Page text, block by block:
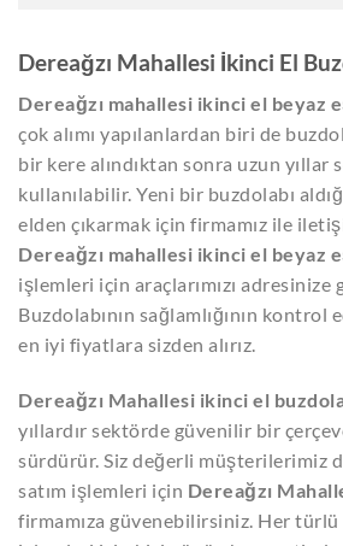
Dereağzı Mahallesi İkinci El
Dereağzı mahallesi ikinci el beyaz
çok alımı yapılanlardan biri de
bir kere alındıktan sonra uzun yıllar
kullanılabilir. Yeni bir buzdolabı
elden çıkarmak için firmamız ile
Dereağzı mahallesi ikinci el beyaz
işlemleri için araçlarımızı adresinize
Buzdolabının sağlamlığının kontrol
en iyi fiyatlara sizden alırız.
Dereağzı Mahallesi ikinci el
yıllardır sektörde güvenilir bir
sürdürür. Siz değerli müşterilerimiz
satım işlemleri için Dereağzı
firmamıza güvenebilirsiniz. Her türlü